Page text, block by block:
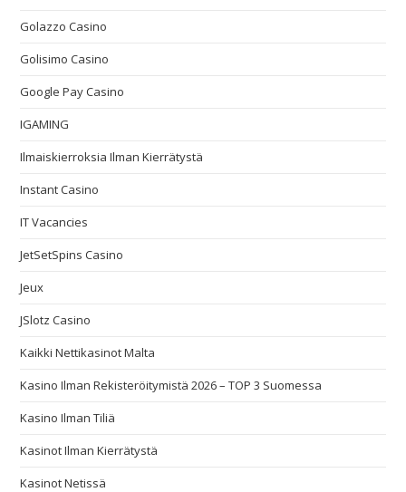
Golazzo Casino
Golisimo Casino
Google Pay Casino
IGAMING
Ilmaiskierroksia Ilman Kierrätystä
Instant Casino
IT Vacancies
JetSetSpins Casino
Jeux
JSlotz Casino
Kaikki Nettikasinot Malta
Kasino Ilman Rekisteröitymistä 2026 – TOP 3 Suomessa
Kasino Ilman Tiliä
Kasinot Ilman Kierrätystä
Kasinot Netissä